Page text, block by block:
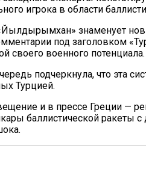
игрока в области
знаменует
под заголовком
своего военного потенциала.
подчеркнула, что эта
Турцией.
и в прессе Греции —
баллистической ракеты